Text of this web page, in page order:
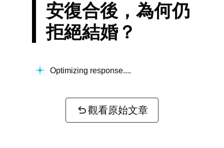
安復合後，為何仍
拒絕結婚？
Optimizing response...
觀看原始文章